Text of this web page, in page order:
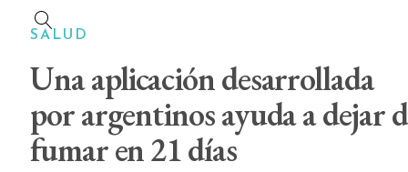
SALUD
Una aplicación desarrollada
por argentinos ayuda a dejar
fumar en 21 días